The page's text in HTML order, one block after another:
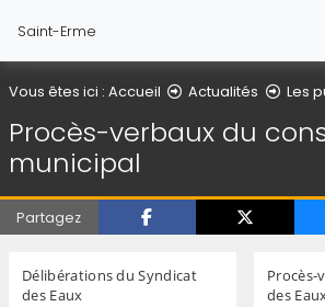
Saint-Erme
Vous êtes ici : Accueil Actualités Les
Procès-verbaux du
municipal
Partagez
Délibérations du Syndicat
des Eaux
Procès-
des